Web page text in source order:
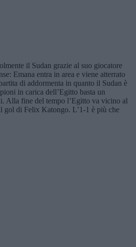
il Sudan grazie al suo giocatore
Emana entra in area e viene atterrato
di addormenta in quanto il Sudan è
in carica dell’Egitto basta un
Alla fine del tempo l’Egitto va vicino al
gol di Felix Katongo. L’1-1 è più che